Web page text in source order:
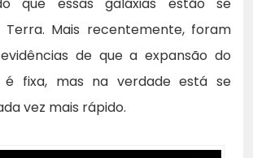
Mais recentemente, foram
de que a expansão do
é fixa, mas na verdade está se
vez mais rápido.